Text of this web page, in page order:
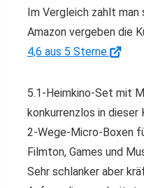
Im Vergleich zahlt man
Amazon vergeben die
4,6 aus 5 Sterne.
5.1-Heimkino-Set mit
konkurrenzlos in dieser
2-Wege-Micro-Boxen
Filmton, Games und
Sehr schlanker aber